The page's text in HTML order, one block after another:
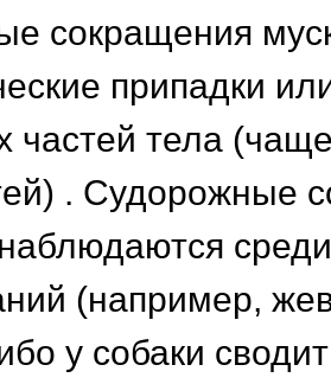
сокращения
припадки
частей тела
. Судорожные
(например,
у собаки сводит